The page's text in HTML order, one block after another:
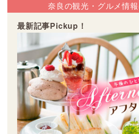
奈良の観光・グルメ情
最新記事Pickup！